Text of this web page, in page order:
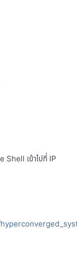
เข้าไปที่ IP